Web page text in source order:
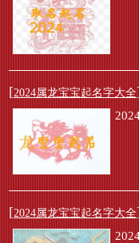
[2024属龙宝宝起名字大全
[2024属龙宝宝起名字大全